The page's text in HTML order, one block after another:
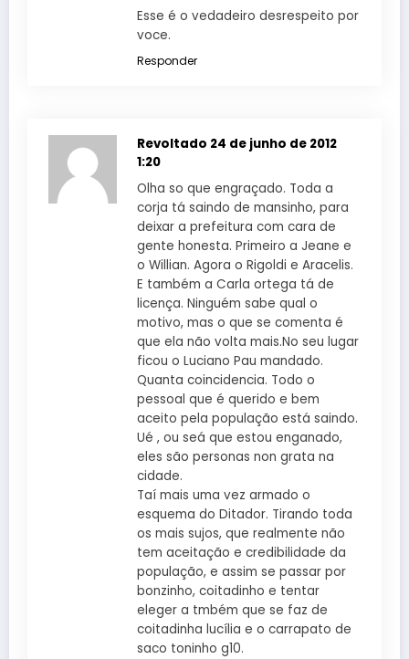
Esse é o vedadeiro desrespeito por
voce.
Responder
Revoltado 24 de junho de 2012
1:20
Olha so que engraçado. Toda a
corja tá saindo de mansinho, para
deixar a prefeitura com cara de
gente honesta. Primeiro a Jeane e
o Willian. Agora o Rigoldi e Aracelis.
E também a Carla ortega tá de
licença. Ninguém sabe qual o
motivo, mas o que se comenta é
que ela não volta mais.No seu lugar
ficou o Luciano Pau mandado.
Quanta coincidencia. Todo o
pessoal que é querido e bem
aceito pela população está saindo.
Ué , ou seá que estou enganado,
eles são personas non grata na
cidade.
Taí mais uma vez armado o
esquema do Ditador. Tirando toda
os mais sujos, que realmente não
tem aceitação e credibilidade da
população, e assim se passar por
bonzinho, coitadinho e tentar
eleger a tmbém que se faz de
coitadinha lucília e o carrapato de
saco toninho g10.